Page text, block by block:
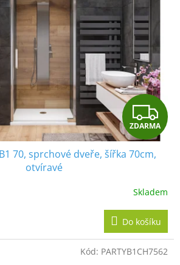
Z
D
R
M
A
ZDARMA
70, sprchové dveře, šířka 70cm,
otvíravé
Skladem
Do košíku
Kód: PARTYB1CH7562